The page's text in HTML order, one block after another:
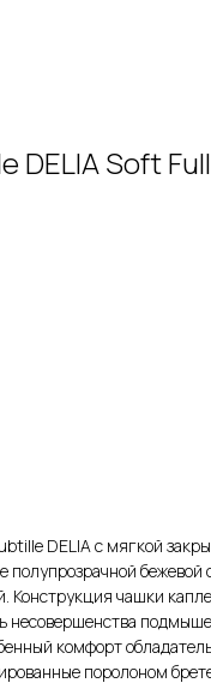
DELIA Soft
DELIA с мягкой
полупрозрачной
Конструкция чашки
несовершенства
комфорт
поролоном